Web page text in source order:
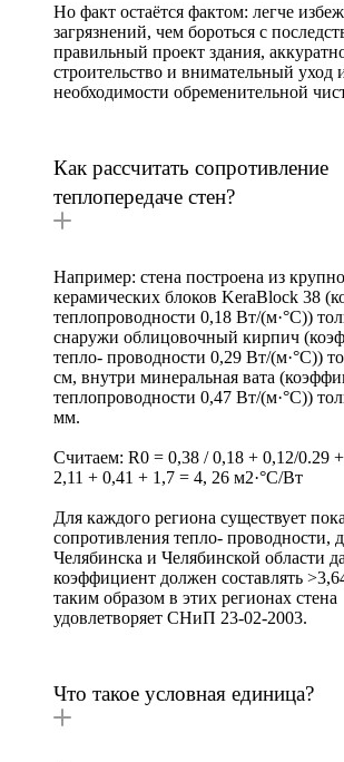
Но факт остаётся фактом: легче
загрязнений, чем бороться с
правильный проект здания,
строительство и внимательный уход
необходимости обременительной
Как рассчитать сопротивление
теплопередаче стен?
Например: стена построена из
керамических блоков KeraBlock 38
теплопроводности 0,18 Вт/(м·°C))
снаружи облицовочный кирпич
тепло- проводности 0,29 Вт/(м·°C))
см, внутри минеральная вата
теплопроводности 0,47 Вт/(м·°C))
мм.
Считаем: R0 = 0,38 / 0,18 + 0,12/0.29
2,11 + 0,41 + 1,7 = 4, 26 м2·°C/Вт
Для каждого региона существует
сопротивления тепло- проводности,
Челябинска и Челябинской области
коэффициент должен составлять
таким образом в этих регионах стена
удовлетворяет СНиП 23-02-2003.
Что такое условная единица?